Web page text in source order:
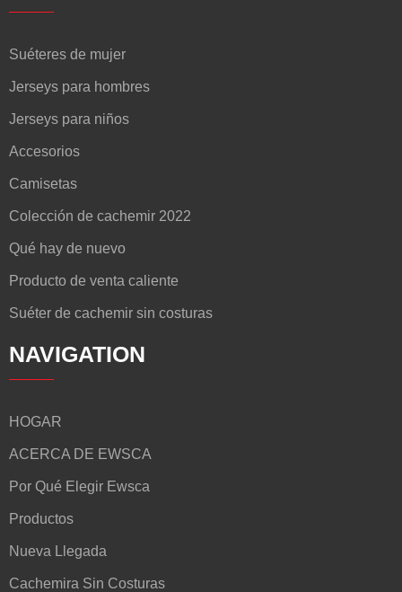
Suéteres de mujer
Jerseys para hombres
Jerseys para niños
Accesorios
Camisetas
Colección de cachemir 2022
Qué hay de nuevo
Producto de venta caliente
Suéter de cachemir sin costuras
NAVIGATION
HOGAR
ACERCA DE EWSCA
Por Qué Elegir Ewsca
Productos
Nueva Llegada
Cachemira Sin Costuras